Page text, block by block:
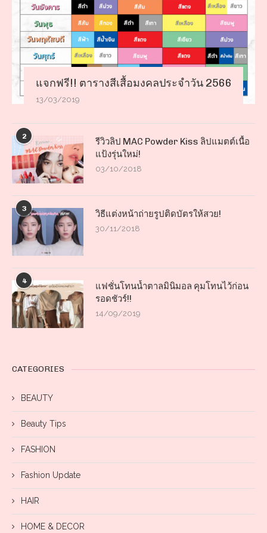
แจกฟรี!! ตารางสีเสื้อมงคลประจำวัน 2566
13/03/2019
2
รีวิวลิป MAC Powder Kiss ลิปแมตต์เนื้อ
แป้งรุ่นใหม่!
03/10/2018
3 วิธีแต่งหน้าถ่ายรูปติดบัตรให้สวย!
30/11/2018
4
แฟชั่นโทนน้ำตาลมินิมอล คุมโทนไว้ก่อน
รอดชัวร์!!
14/09/2019
CATEGORIES
BEAUTY
Beauty Tips
FASHION
Fashion Update
HAIR
HOME & DECOR